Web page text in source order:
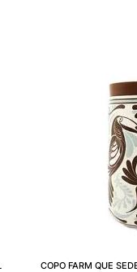
COPO FARM QUE